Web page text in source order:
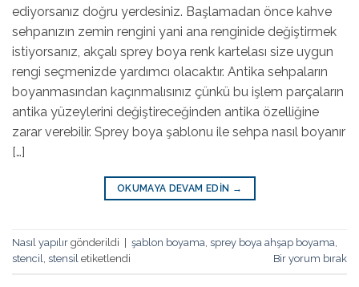
ediyorsanız doğru yerdesiniz. Başlamadan önce kahve
sehpanızın zemin rengini yani ana renginide değiştirmek
istiyorsanız, akçalı sprey boya renk kartelası size uygun
rengi seçmenizde yardımcı olacaktır. Antika sehpaların
boyanmasından kaçınmalısınız çünkü bu işlem parçaların
antika yüzeylerini değiştireceğinden antika özelliğine
zarar verebilir. Sprey boya şablonu ile sehpa nasıl boyanır
[…]
OKUMAYA DEVAM EDIN →
Nasıl yapılır gönderildi şablon boyama, sprey boya ahşap boyama,
stencil, stensil etiketlendi Bir yorum bırak